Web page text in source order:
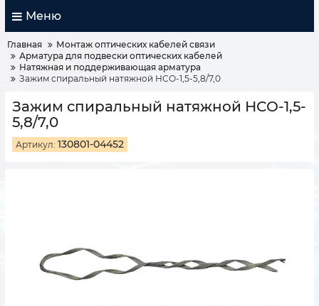
Меню
Главная
Монтаж оптических кабелей связи
Арматура для подвески оптических кабелей
Натяжная и поддерживающая арматура
Зажим спиральный натяжной НСО-1,5-5,8/7,0
Зажим спиральный натяжной НСО-1,5-
5,8/7,0
Артикул: 130801-04452